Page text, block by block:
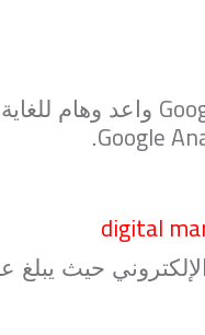
واعد وهام
Google
.
digital